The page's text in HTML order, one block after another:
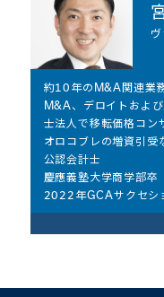
約10年のM&A関連業
M&A、デロイトおよ
士法人で移転価格コン
オロコブレの増資引受
公認会計士
慶應義塾大学商学部卒
2022年GCAサクセシ